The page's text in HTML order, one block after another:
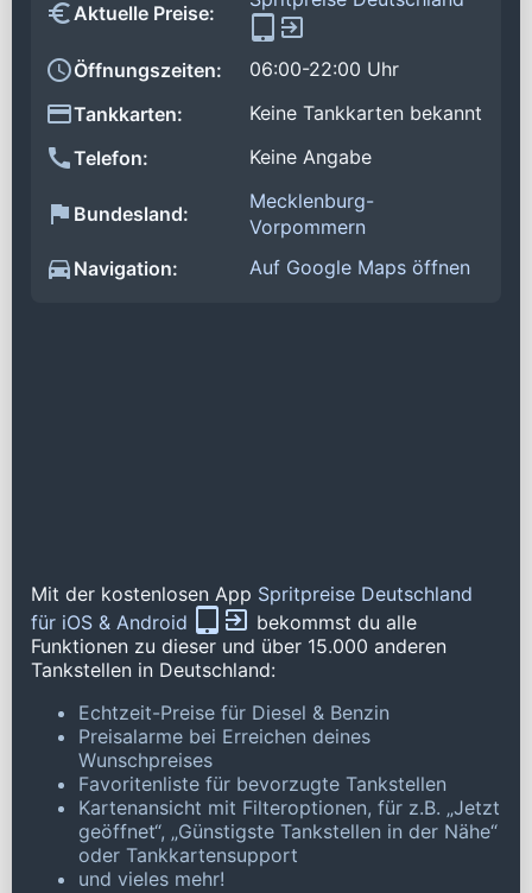
Aktuelle Preise:
Öffnungszeiten:
06:00-22:00 Uhr
Tankkarten:
Keine Tankkarten bekannt
Telefon:
Keine Angabe
Bundesland:
Mecklenburg-
Vorpommern
Navigation:
Auf Google Maps öffnen
Mit der kostenlosen App Spritpreise Deutschland
für iOS & Android
bekommst du alle
Funktionen zu dieser und über 15.000 anderen
Tankstellen in Deutschland:
Echtzeit-Preise für Diesel & Benzin
Preisalarme bei Erreichen deines
Wunschpreises
Favoritenliste für bevorzugte Tankstellen
Kartenansicht mit Filteroptionen, für z.B. „Jetzt
geöffnet“, „Günstigste Tankstellen in der Nähe“
oder Tankkartensupport
und vieles mehr!